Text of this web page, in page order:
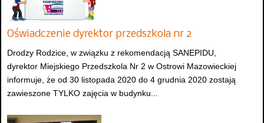
Oświadczenie dyrektor przedszkola nr 2
Drodzy Rodzice, w związku z rekomendacją SANEPIDU,
dyrektor Miejskiego Przedszkola Nr 2 w Ostrowi Mazowieckiej
informuje, że od 30 listopada 2020 do 4 grudnia 2020 zostają
zawieszone TYLKO zajęcia w budynku...